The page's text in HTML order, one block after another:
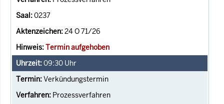
0237
24 O 71/26
Termin aufgehoben
09:30 Uhr
Verkündungstermin
Prozessverfahren